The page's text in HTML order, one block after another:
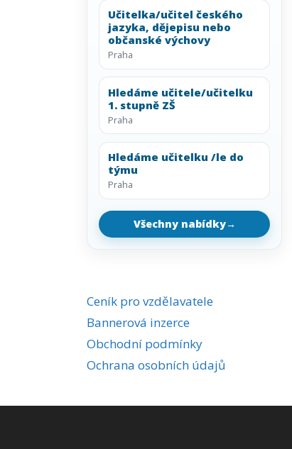
Učitelka/učitel českého
jazyka, dějepisu nebo
občanské výchovy
Praha
Hledáme učitele/učitelku
1. stupně ZŠ
Praha
Hledáme učitelku /le do
týmu
Praha
Všechny nabídky→
Ceník pro vzdělavatele
Bannerová inzerce
Obchodní podmínky
Ochrana osobních údajů